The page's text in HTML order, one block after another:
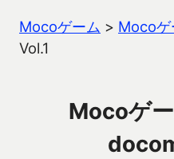
Mocoゲーム > Mocoゲ
Vol.1
Mocoゲ